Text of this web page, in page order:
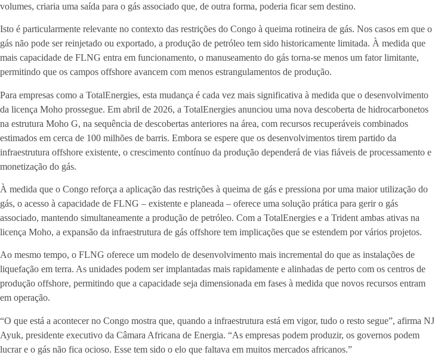
volumes, criaria uma saída para o gás associado que, de outra forma, poderia ficar sem destino.
Isto é particularmente relevante no contexto das restrições do Congo à queima rotineira de gás. Nos casos em que o
gás não pode ser reinjetado ou exportado, a produção de petróleo tem sido historicamente limitada. À medida que
mais capacidade de FLNG entra em funcionamento, o manuseamento do gás torna-se menos um fator limitante,
permitindo que os campos offshore avancem com menos estrangulamentos de produção.
Para empresas como a TotalEnergies, esta mudança é cada vez mais significativa à medida que o desenvolvimento
da licença Moho prossegue. Em abril de 2026, a TotalEnergies anunciou uma nova descoberta de hidrocarbonetos
na estrutura Moho G, na sequência de descobertas anteriores na área, com recursos recuperáveis combinados
estimados em cerca de 100 milhões de barris. Embora se espere que os desenvolvimentos tirem partido da
infraestrutura offshore existente, o crescimento contínuo da produção dependerá de vias fiáveis de processamento e
monetização do gás.
À medida que o Congo reforça a aplicação das restrições à queima de gás e pressiona por uma maior utilização do
gás, o acesso à capacidade de FLNG – existente e planeada – oferece uma solução prática para gerir o gás
associado, mantendo simultaneamente a produção de petróleo. Com a TotalEnergies e a Trident ambas ativas na
licença Moho, a expansão da infraestrutura de gás offshore tem implicações que se estendem por vários projetos.
Ao mesmo tempo, o FLNG oferece um modelo de desenvolvimento mais incremental do que as instalações de
liquefação em terra. As unidades podem ser implantadas mais rapidamente e alinhadas de perto com os centros de
produção offshore, permitindo que a capacidade seja dimensionada em fases à medida que novos recursos entram
em operação.
“O que está a acontecer no Congo mostra que, quando a infraestrutura está em vigor, tudo o resto segue”, afirma NJ
Ayuk, presidente executivo da Câmara Africana de Energia. “As empresas podem produzir, os governos podem
lucrar e o gás não fica ocioso. Esse tem sido o elo que faltava em muitos mercados africanos.”